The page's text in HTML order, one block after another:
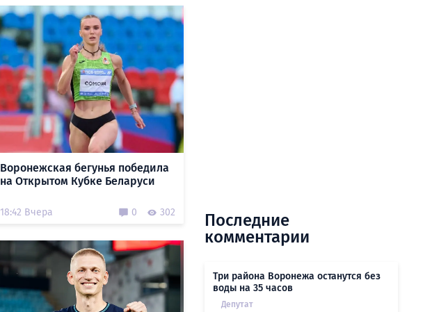
Воронежская бегунья победила
на Открытом Кубке Беларуси
18:42 Вчера 0 302
Последние
комментарии
Три района Воронежа останутся без
воды на 35 часов
Депутат